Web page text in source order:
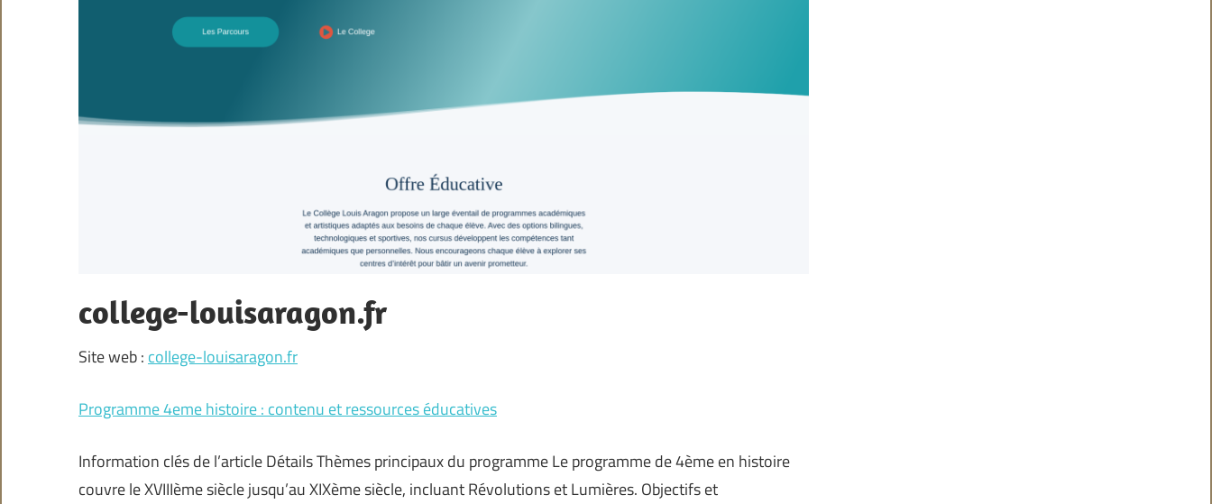
college-louisaragon.fr
Site web :college-louisaragon.fr
Programme 4eme histoire : contenu et ressources éducatives
Information clés de l’article Détails Thèmes principaux du programme Le programme de 4ème en histoire
couvre le XVIIIème siècle jusqu’au XIXème siècle, incluant Révolutions et Lumières. Objectifs et